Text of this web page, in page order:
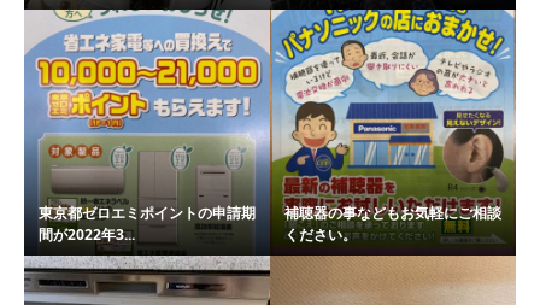
東京都ゼロエミポイントの申請期
間が2022年3...
補聴器の事などもお気軽にご相談
ください。